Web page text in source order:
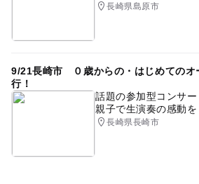
長崎県島原市
9/21長崎市 ０歳からの・はじめての
行！
話題の参加型コンサ
親子で生演奏の感動を
長崎県長崎市